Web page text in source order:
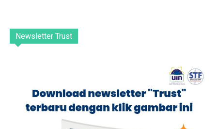
Newsletter Trust